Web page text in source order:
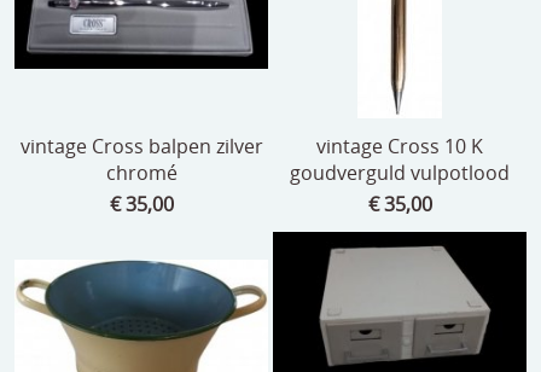
vintage Cross balpen zilver
chromé
€ 35,00
vintage Cross 10 K
goudverguld vulpotlood
€ 35,00